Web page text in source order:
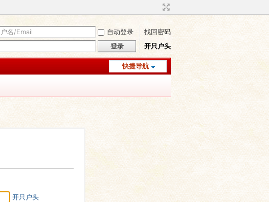
自动登录
找回密码
登录 开只户头
快捷导航
开只户头